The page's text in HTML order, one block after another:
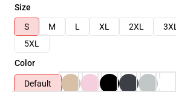
Size
S
M L XL 2XL 3XL
5XL
Color
Default